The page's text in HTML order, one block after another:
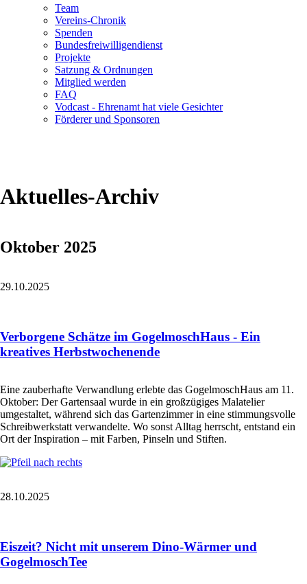
Navigation
überspringen
Team
Vereins-Chronik
Spenden
Bundesfreiwilligendienst
Projekte
Satzung & Ordnungen
Mitglied werden
FAQ
Vodcast - Ehrenamt hat viele Gesichter
Förderer und Sponsoren
Aktuelles-Archiv
Oktober 2025
29.10.2025
Verborgene Schätze im GogelmoschHaus - Ein
kreatives Herbstwochenende
Eine zauberhafte Verwandlung erlebte das GogelmoschHaus am 11.
Oktober: Der Gartensaal wurde in ein großzügiges Malatelier
umgestaltet, während sich das Gartenzimmer in eine stimmungsvolle
Schreibwerkstatt verwandelte. Wo sonst Alltag herrscht, entstand ein
Ort der Inspiration – mit Farben, Pinseln und Stiften.
28.10.2025
Eiszeit? Nicht mit unserem Dino-Wärmer und
GogelmoschTee